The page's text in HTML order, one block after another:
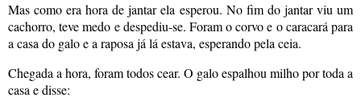
Mas como era hora de jantar ela esperou. No fim do jantar viu um
cachorro, teve medo e despediu-se. Foram o corvo e o caracará para
a casa do galo e a raposa já lá estava, esperando pela ceia.
Chegada a hora, foram todos cear. O galo espalhou milho por toda a
casa e disse: